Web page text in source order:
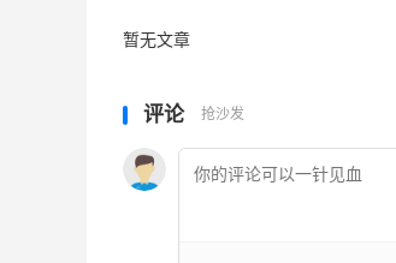
暂无文章
评论 抢沙发